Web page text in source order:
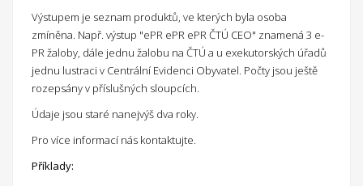
Výstupem je seznam produktů, ve kterých byla osoba
zmíněna. Např. výstup "ePR ePR ePR ČTÚ CEO" znamená 3 e-
PR žaloby, dále jednu žalobu na ČTÚ a u exekutorských úřadů
jednu lustraci v Centrální Evidenci Obyvatel. Počty jsou ještě
rozepsány v příslušných sloupcích.
Údaje jsou staré nanejvýš dva roky.
Pro více informací nás kontaktujte.
Příklady: